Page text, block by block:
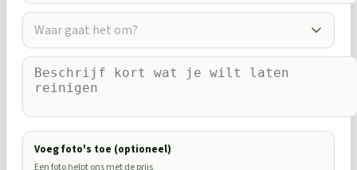
Waar gaat het om?
Voeg foto's toe (optioneel)